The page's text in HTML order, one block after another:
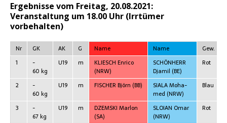
Ergeb­nis­se vom Frei­tag, 20.08.2021:
Ver­an­stal­tung um 18.00 Uhr (Irr­tü­mer
vorbehalten)
Nr GK AK G Name Name Gew.
1
-
60 kg
U19 m
KLIESCH Enri­co
(NRW)
SCHÖNHERR
Dja­mil (BE)
Rot
2
-
60 kg
U19 m FISCHER Björn (BB)
SIALA Moha­
med (NRW)
Blau
3
-
67 kg
U19 m
DZEMSKI Mar­lon
(SA)
SLOIAN Omar
(NRW)
Rot